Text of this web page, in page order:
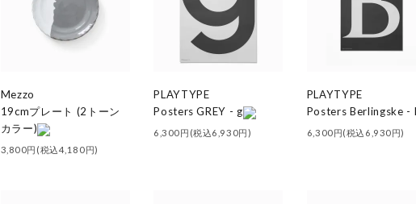
Mezzo
19cmプレート (2トーン
カラー)
3,800円(税込4,180円)
PLAYTYPE
Posters GREY - g
6,300円(税込6,930円)
PLAYTYPE
Posters Berlingske -
6,300円(税込6,930円)